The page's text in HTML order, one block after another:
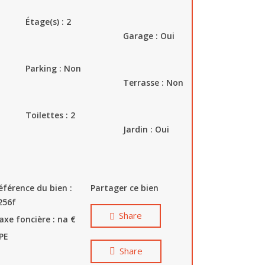
Étage(s) : 2
Parking : Non
Toilettes : 2
Garage : Oui
Terrasse : Non
Jardin : Oui
du bien :
foncière : na €
Partager ce bien
Share
Share